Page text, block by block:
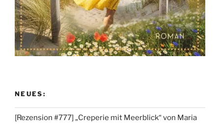
NEUES:
[Rezension #777] „Creperie mit Meerblick“ von Maria